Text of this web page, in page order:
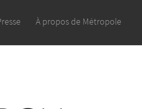
À propos de Métropole